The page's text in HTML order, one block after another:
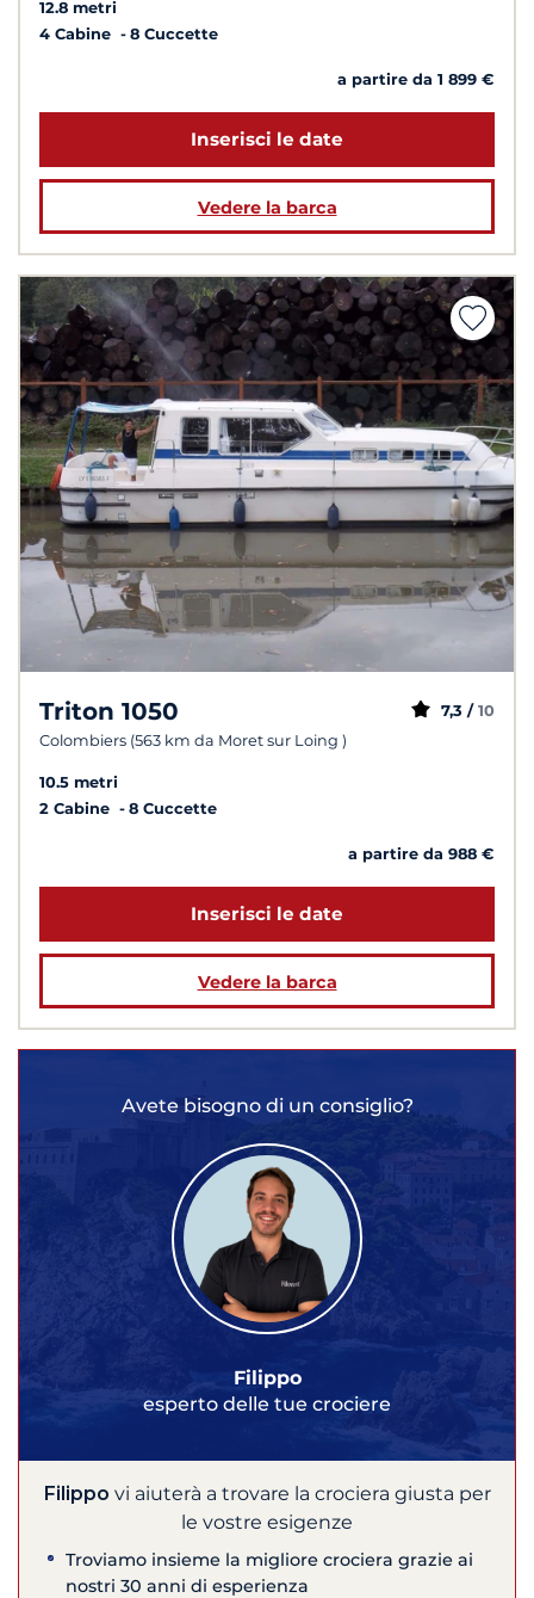
12.8 metri
4 Cabine
8 Cuccette
a partire da 1 899 €
Inserisci le date
Vedere la barca
Triton 1050
Colombiers (563 km da Moret sur Loing )
7,3 / 10
10.5 metri
2 Cabine
8 Cuccette
a partire da 988 €
Inserisci le date
Vedere la barca
Avete bisogno di un consiglio?
Filippo
esperto delle tue crociere
Filippo vi aiuterà a trovare la crociera giusta per
le vostre esigenze
Troviamo insieme la migliore crociera grazie ai
nostri 30 anni di esperienza